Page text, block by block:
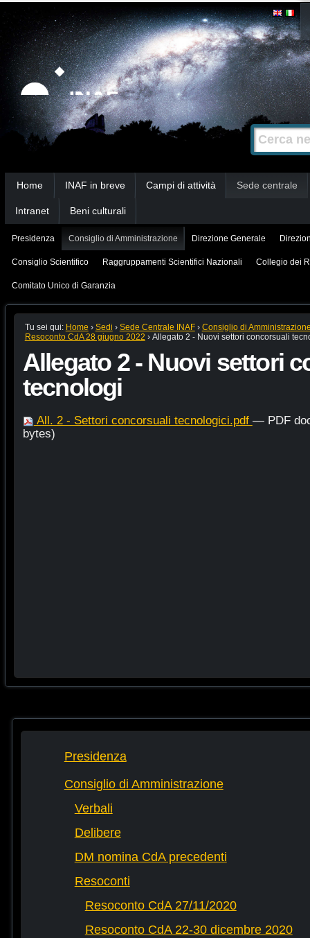
Strumenti
personali
Salta
contenuti.
|
Salta
alla
navigazione
Cerca nel
Ricerca
avanzata…
Home INAF in breve Campi di attività Sede centrale
Intranet Beni culturali
Presidenza Consiglio di Amministrazione Direzione Generale
Consiglio Scientifico Raggruppamenti Scientifici Nazionali Collegio dei
Comitato Unico di Garanzia
Tu sei qui: Home › Sedi › Sede Centrale INAF › Consiglio di
Resoconto CdA 28 giugno 2022 › Allegato 2 - Nuovi settori concorsuali
Allegato 2 - Nuovi settori
tecnologi
All. 2 - Settori concorsuali tecnologici.pdf — PDF
bytes)
Presidenza
Consiglio di Amministrazione
Verbali
Delibere
DM nomina CdA precedenti
Resoconti
Resoconto CdA 27/11/2020
Resoconto CdA 22-30 dicembre 2020